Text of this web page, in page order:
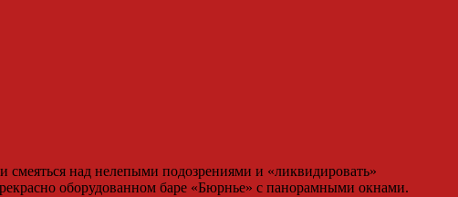
над нелепыми подозрениями и «ликвидировать»
оборудованном баре «Бюрнье» с панорамными окнами.